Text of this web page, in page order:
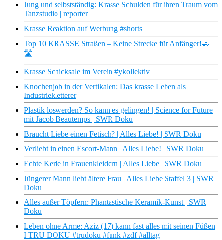
Jung und selbstständig: Krasse Schulden für ihren Traum vom
Tanzstudio | reporter
Krasse Reaktion auf Werbung #shorts
Top 10 KRASSE Straßen – Keine Strecke für Anfänger!🚗
🛣️
Krasse Schicksale im Verein #ykollektiv
Knochenjob in der Vertikalen: Das krasse Leben als
Industriekletterer
Plastik loswerden? So kann es gelingen! | Science for Future
mit Jacob Beautemps | SWR Doku
Braucht Liebe einen Fetisch? | Alles Liebe! | SWR Doku
Verliebt in einen Escort-Mann | Alles Liebe! | SWR Doku
Echte Kerle in Frauenkleidern | Alles Liebe | SWR Doku
Jüngerer Mann liebt ältere Frau | Alles Liebe Staffel 3 | SWR
Doku
Alles außer Töpfern: Phantastische Keramik-Kunst | SWR
Doku
Leben ohne Arme: Aziz (17) kann fast alles mit seinen Füßen
I TRU DOKU #trudoku #funk #zdf #alltag